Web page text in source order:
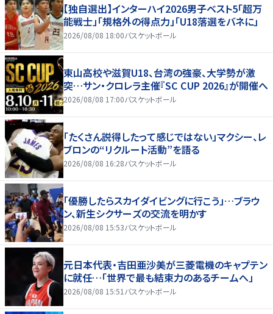
【独自選出】インターハイ2026男子ベスト5「超万
能戦士」「規格外の得点力」「U18落選をバネに」
2026/08/08 18:00バスケットボール
東山高校や滋賀U18、台湾の強豪、大学勢が激
突…サン・クロレラ主催『SC CUP 2026』が開催へ
2026/08/08 17:00バスケットボール
「たくさん説得したって感じではない」マクシー、レ
ブロンの“リクルート活動”を語る
2026/08/08 16:28バスケットボール
「優勝したらスカイダイビングに行こう」…ブラウ
ン、新生シクサーズの交流を明かす
2026/08/08 15:53バスケットボール
元日本代表・吉田亜沙美が三菱電機のキャプテン
に就任…「世界で最も結束力のあるチームへ」
2026/08/08 15:51 バスケットボール